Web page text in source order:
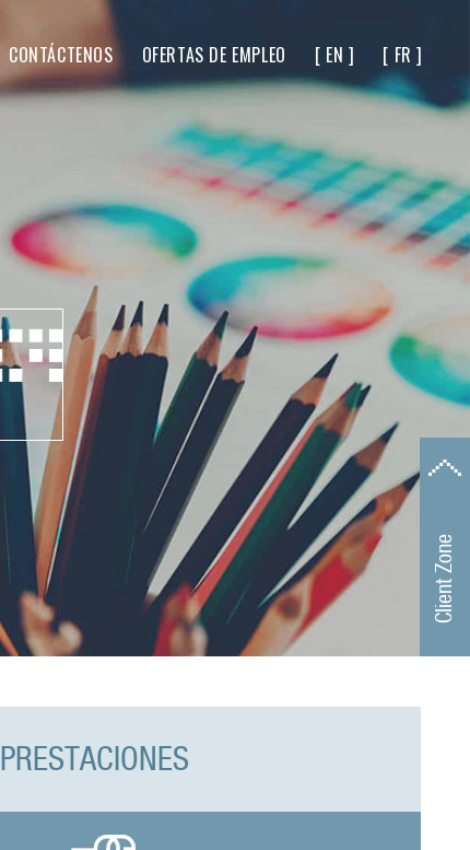
CONTÁCTENOS OFERTAS DE EMPLEO [ EN ] [ FR ]
Client Zone
PRESTACIONES